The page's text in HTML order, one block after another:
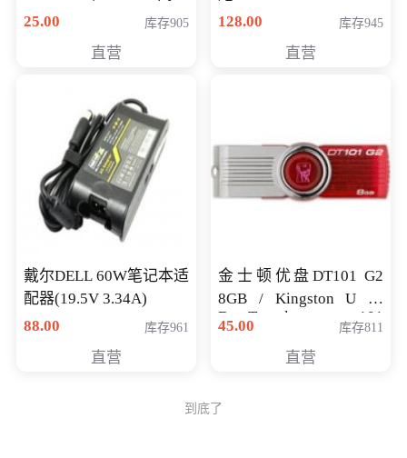
卡 CLASS 10
25.00 库存905
直营
128.00
库存945
直营
戴尔DELL 60W笔记本适
配器(19.5V 3.34A)
88.00
库存961
直营
金士顿优盘DT101 G2
8GB / Kingston U 盘
DataTraveler 101
Generati
45.00 库存811
直营
到底了